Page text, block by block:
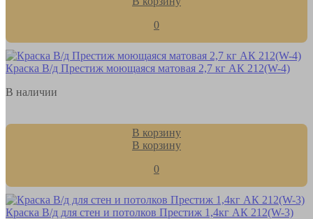
0
Краска В/д Престиж моющаяся матовая 2,7 кг АК 212(W-4)
В наличии
В корзину
В корзину
0
Краска В/д для стен и потолков Престиж 1,4кг АК 212(W-3)